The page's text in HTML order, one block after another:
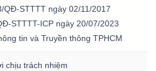
QĐ-STTTT ngày 02/11/2017
STTTT-ICP ngày 20/07/2023
tin và Truyền thông TPHCM
chịu trách nhiệm